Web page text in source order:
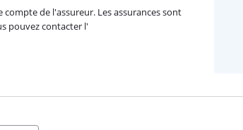
de l'assureur. Les assurances sont
pouvez contacter l'